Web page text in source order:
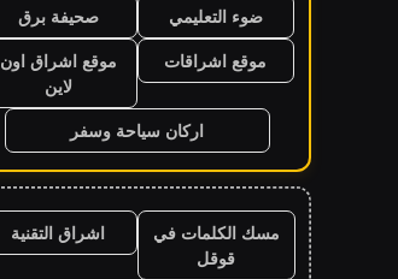
ضوء التعليمي
صحيفة برق
موقع اشراقات
موقع اشراق اون
لاين
اركان سياحة وسفر
مسك الكلمات في
قوقل
اشراق التقنية